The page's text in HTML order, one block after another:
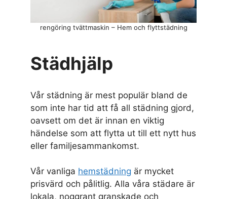
Städhjälp
Vår städning är mest populär bland de
som inte har tid att få all städning gjord,
oavsett om det är innan en viktig
händelse som att flytta ut till ett nytt hus
eller familjesammankomst.
Vår vanliga hemstädning är mycket
prisvärd och pålitlig. Alla våra städare är
lokala, noggrant granskade och
rengöring tvättmaskin – Hem och flyttstädning